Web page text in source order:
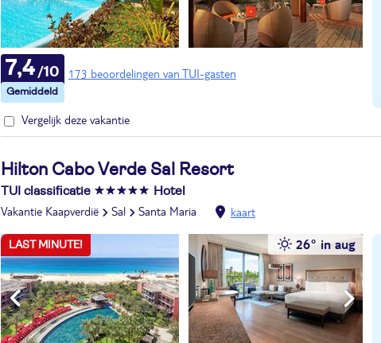
173 beoordelingen van TUI-gasten
7,4
Vergelijk deze vakantie
Hilton Cabo Verde Sal Resort
TUI classificatie Hotel
Vakantie Kaapverdië Sal Santa Maria kaart
26° in aug
LAST MINUTE!